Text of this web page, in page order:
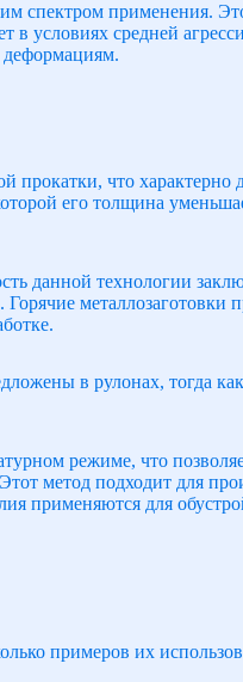
спектром применения.
условиях средней
прокатки, что характерно
его толщина
данной технологии
металлозаготовки
в рулонах, тогда
режиме, что
метод подходит для
применяются для
примеров их